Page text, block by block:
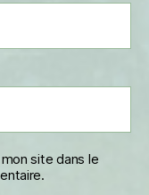
site dans le